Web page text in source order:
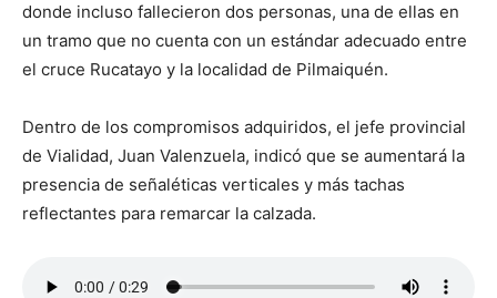
donde incluso fallecieron dos personas, una de ellas en
un tramo que no cuenta con un estándar adecuado entre
el cruce Rucatayo y la localidad de Pilmaiquén.
Dentro de los compromisos adquiridos, el jefe provincial
de Vialidad, Juan Valenzuela, indicó que se aumentará la
presencia de señaléticas verticales y más tachas
reflectantes para remarcar la calzada.